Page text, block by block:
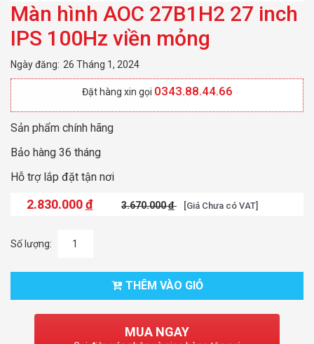
Màn hình AOC 27B1H2 27 inch
IPS 100Hz viền mỏng
Ngày đăng: 26 Tháng 1, 2024
Đặt hàng xin gọi 0343.88.44.66
Sản phẩm chính hãng
Bảo hàng 36 tháng
Hỗ trợ lắp đặt tận nơi
2.830.000đ 3.670.000đ [Giá Chưa có VAT]
Số lượng:
THÊM VÀO GIỎ
MUA NGAY